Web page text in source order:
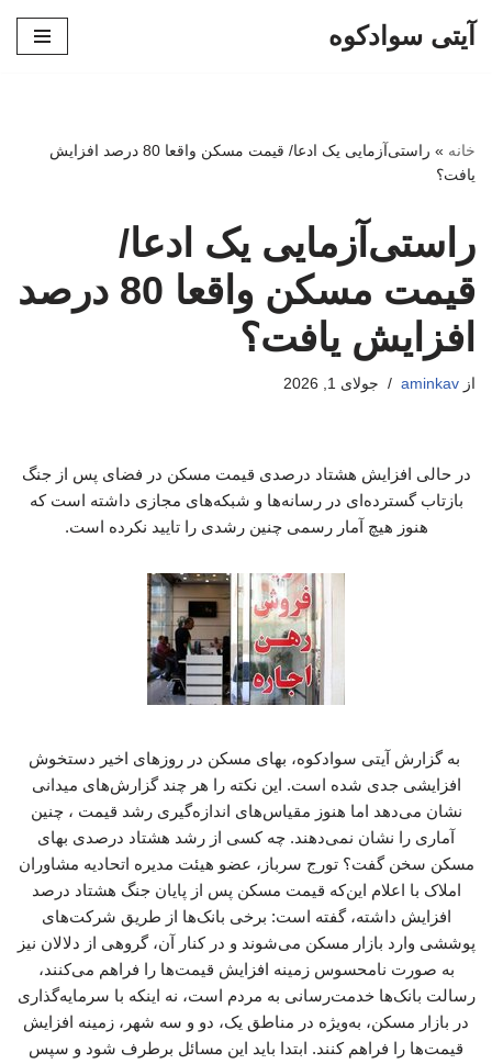
آیتی سوادکوه
خانه »
راستی‌آزمایی یک ادعا/ قیمت مسکن واقعا 80 درصد افزایش
یافت؟
راستی‌آزمایی یک ادعا/
قیمت مسکن واقعا 80 درصد
افزایش یافت؟
از aminkav جولای 1, 2026
در حالی افزایش هشتاد درصدی قیمت مسکن در فضای پس از جنگ
بازتاب گسترده‌ای در رسانه‌ها و شبکه‌های مجازی داشته است که
هنوز هیچ آمار رسمی چنین رشدی را تایید نکرده است.
به گزارش آیتی سوادکوه، بهای مسکن در روزهای اخیر دستخوش
افزایشی جدی شده است. این نکته را هر چند گزارش‌های میدانی
نشان می‌دهد اما هنوز مقیاس‌های اندازه‌گیری رشد قیمت ، چنین
آماری را نشان نمی‌دهند. چه کسی از رشد هشتاد درصدی بهای
مسکن سخن گفت؟ تورج سرباز، عضو هیئت مدیره اتحادیه مشاوران
املاک با اعلام این‌که قیمت مسکن پس از پایان جنگ هشتاد درصد
افزایش داشته، گفته است: برخی بانک‌ها از طریق شرکت‌های
پوششی وارد بازار مسکن می‌شوند و در کنار آن، گروهی از دلالان نیز
به صورت نامحسوس زمینه افزایش قیمت‌ها را فراهم می‌کنند،
رسالت بانک‌ها خدمت‌رسانی به مردم است، نه اینکه با سرمایه‌گذاری
در بازار مسکن، به‌ویژه در مناطق یک، دو و سه شهر، زمینه افزایش
قیمت‌ها را فراهم کنند. ابتدا باید این مسائل برطرف شود و سپس